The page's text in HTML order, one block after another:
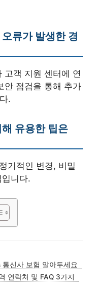
류가 발생한 경
고객 지원 센터에 연
안 점검을 통해 추가
.
유용한 팁은
기적인 변경, 비밀
니다.
신사 보험 알아두세요
연락처 및 FAQ 3가지